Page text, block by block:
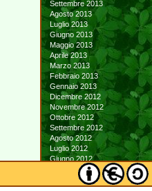
Settembre 2013
Agosto 2013
Luglio 2013
Giugno 2013
Maggio 2013
Aprile 2013
Marzo 2013
Febbraio 2013
Gennaio 2013
Dicembre 2012
Novembre 2012
Ottobre 2012
Settembre 2012
Agosto 2012
Luglio 2012
Giugno 2012
Maggio 2012
Aprile 2012